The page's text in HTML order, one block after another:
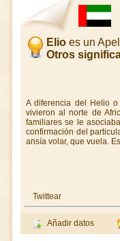
Elio es un
Otros
A diferencia del Helio
vivieron al norte de
familiares se le
confirmación del
ansía volar, que vuela.
Twittear
Añadir datos